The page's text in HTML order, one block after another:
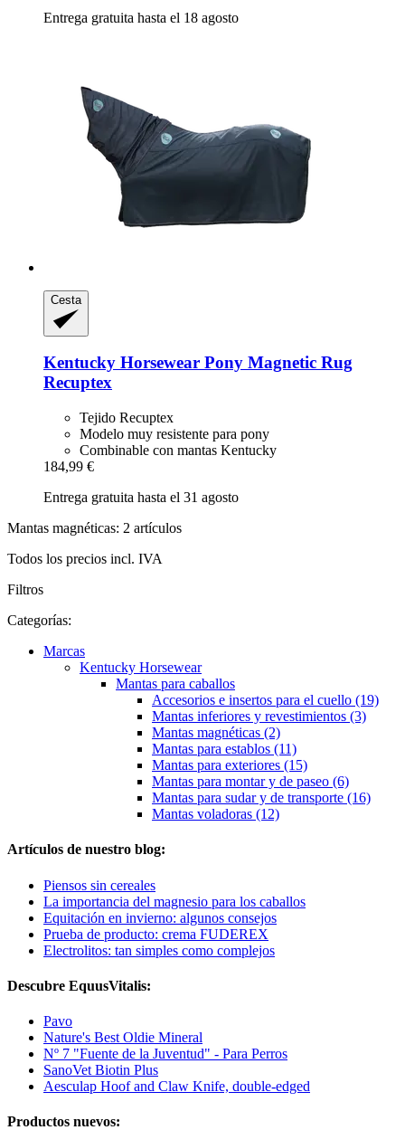
Entrega gratuita hasta el 18 agosto
Cesta
Kentucky Horsewear Pony Magnetic Rug
Recuptex
Tejido Recuptex
Modelo muy resistente para pony
Combinable con mantas Kentucky
184,99 €
Entrega gratuita hasta el 31 agosto
Mantas magnéticas: 2 artículos
Todos los precios incl. IVA
Filtros
Categorías:
Marcas
Kentucky Horsewear
Mantas para caballos
Accesorios e insertos para el cuello (19)
Mantas inferiores y revestimientos (3)
Mantas magnéticas (2)
Mantas para establos (11)
Mantas para exteriores (15)
Mantas para montar y de paseo (6)
Mantas para sudar y de transporte (16)
Mantas voladoras (12)
Artículos de nuestro blog:
Piensos sin cereales
La importancia del magnesio para los caballos
Equitación en invierno: algunos consejos
Prueba de producto: crema FUDEREX
Electrolitos: tan simples como complejos
Descubre EquusVitalis:
Pavo
Nature's Best Oldie Mineral
Nº 7 "Fuente de la Juventud" - Para Perros
SanoVet Biotin Plus
Aesculap Hoof and Claw Knife, double-edged
Productos nuevos: